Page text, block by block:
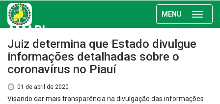
MENU
AMAPI
Juiz determina que Estado divulgue
informações detalhadas sobre o
coronavírus no Piauí
01 de abril de 2020
Visando dar mais transparência na divulgação das informações